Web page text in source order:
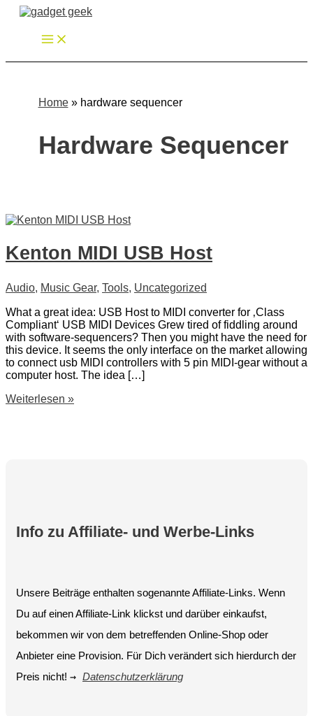
Zum
springen
Home» hardware sequencer
Hardware Sequencer
Kenton MIDI USB Host
Audio, Music Gear, Tools, Uncategorized
What a great idea: USB Host to MIDI converter for ‚Class
Compliant‘ USB MIDI Devices Grew tired of fiddling around
with software-sequencers? Then you might have the need for
this device. It seems the only interface on the market allowing
to connect usb MIDI controllers with 5 pin MIDI-gear without a
computer host. The idea […]
Kenton
Weiterlesen »
Info zu Affiliate- und Werbe-Links
Unsere Beiträge enthalten sogenannte Affiliate-Links. Wenn
Du auf einen Affiliate-Link klickst und darüber einkaufst,
bekommen wir von dem betreffenden Online-Shop oder
Anbieter eine Provision. Für Dich verändert sich hierdurch der
Preis nicht! → Datenschutzerklärung